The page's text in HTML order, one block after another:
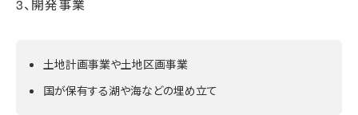
3、開発事業
土地計画事業や土地区画事業
国が保有する湖や海などの埋め立て